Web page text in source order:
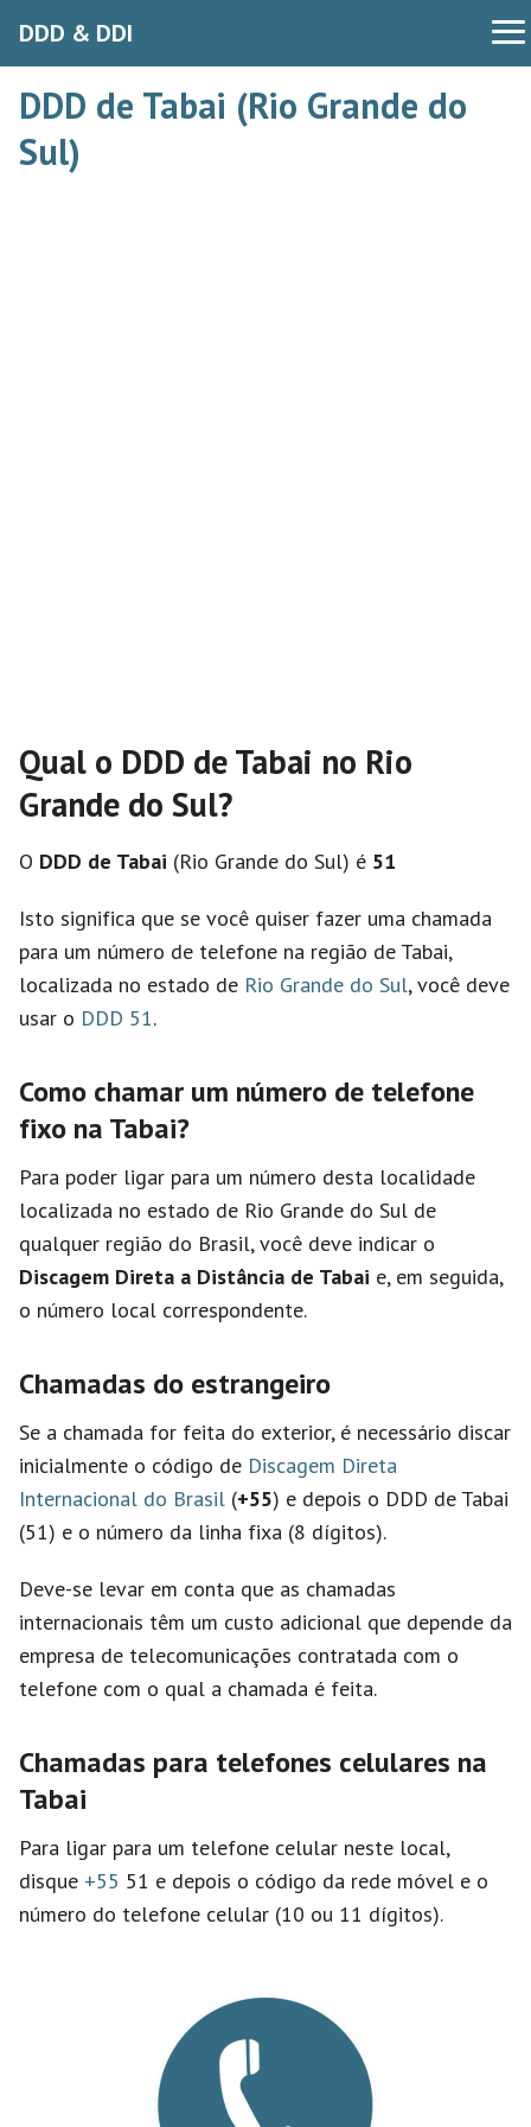
DDD & DDI
DDD de Tabai (Rio Grande do
Sul)
Qual o DDD de Tabai no Rio
Grande do Sul?
O DDD de Tabai (Rio Grande do Sul) é 51
Isto significa que se você quiser fazer uma chamada
para um número de telefone na região de Tabai,
localizada no estado de Rio Grande do Sul, você deve
usar o DDD 51.
Como chamar um número de telefone
fixo na Tabai?
Para poder ligar para um número desta localidade
localizada no estado de Rio Grande do Sul de
qualquer região do Brasil, você deve indicar o
Discagem Direta a Distância de Tabai e, em seguida,
o número local correspondente.
Chamadas do estrangeiro
Se a chamada for feita do exterior, é necessário discar
inicialmente o código de Discagem Direta
Internacional do Brasil (+55) e depois o DDD de Tabai
(51) e o número da linha fixa (8 dígitos).
Deve-se levar em conta que as chamadas
internacionais têm um custo adicional que depende da
empresa de telecomunicações contratada com o
telefone com o qual a chamada é feita.
Chamadas para telefones celulares na
Tabai
Para ligar para um telefone celular neste local,
disque +55 51 e depois o código da rede móvel e o
número do telefone celular (10 ou 11 dígitos).